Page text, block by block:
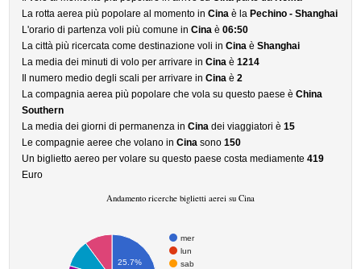
La rotta aerea più popolare al momento inCina è la Pechino - Shanghai
L'orario di partenza voli più comune inCina è06:50
La città più ricercata come destinazione voli inCina èShanghai
La media dei minuti di volo per arrivare inCina è1214
Il numero medio degli scali per arrivare inCina è2
La compagnia aerea più popolare che vola su questo paese èChina
Southern
La media dei giorni di permanenza inCina dei viaggiatori è15
Le compagnie aeree che volano inCina sono150
Un biglietto aereo per volare su questo paese costa mediamente419
Euro
Andamento ricerche biglietti aerei su Cina
mer
lun
sab
25.7%